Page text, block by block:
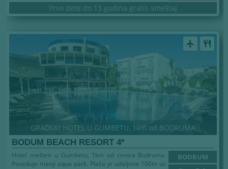
Prvo dete do 13 godina gratis smeštaj
airplanemode_active restaurant
GRADSKI HOTEL U GUMBETU, 1km od BODRUMA
BODUM BEACH RESORT 4*
BODRUM
Hotel mešten u Gumbetu, 1km od centra Bodruma.
Poseduje manji aqua park. Plaža je udaljena 100m uz